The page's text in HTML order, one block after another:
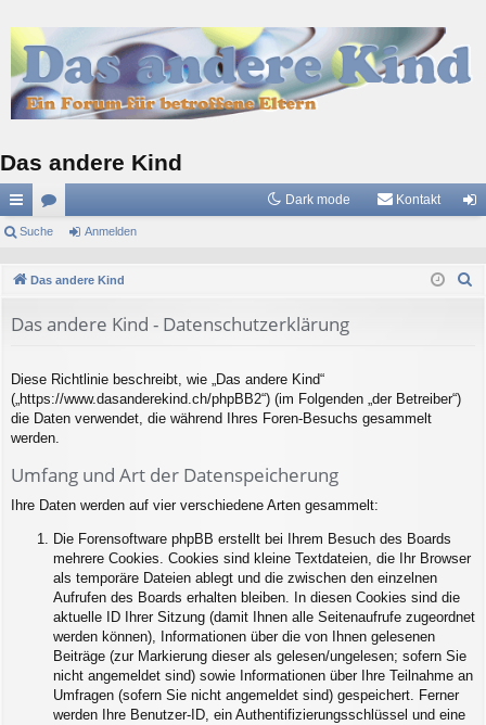
Das andere Kind
ch
ug
or
Dark mode Kontakt
Suche Anmelden
Das andere Kind
Das andere Kind - Datenschutzerklärung
Diese Richtlinie beschreibt, wie „Das andere Kind“
(„https://www.dasanderekind.ch/phpBB2“) (im Folgenden „der Betreiber“)
die Daten verwendet, die während Ihres Foren-Besuchs gesammelt
werden.
Umfang und Art der Datenspeicherung
Ihre Daten werden auf vier verschiedene Arten gesammelt:
Die Forensoftware phpBB erstellt bei Ihrem Besuch des Boards
mehrere Cookies. Cookies sind kleine Textdateien, die Ihr Browser
als temporäre Dateien ablegt und die zwischen den einzelnen
Aufrufen des Boards erhalten bleiben. In diesen Cookies sind die
aktuelle ID Ihrer Sitzung (damit Ihnen alle Seitenaufrufe zugeordnet
werden können), Informationen über die von Ihnen gelesenen
Beiträge (zur Markierung dieser als gelesen/ungelesen; sofern Sie
nicht angemeldet sind) sowie Informationen über Ihre Teilnahme an
Umfragen (sofern Sie nicht angemeldet sind) gespeichert. Ferner
werden Ihre Benutzer-ID, ein Authentifizierungsschlüssel und eine